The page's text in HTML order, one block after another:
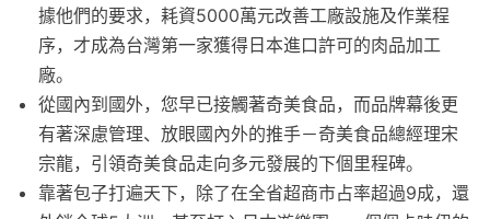
據他們的要求，耗資5000萬元改善工廠設施及作業程
序，才成為台灣第一家獲得日本進口許可的肉品加工
廠。
從國內到國外，您早已接觸著奇美食品，而品牌幕後更
有著深慮管理、放眼國內外的推手－奇美食品總經理宋
宗龍，引領奇美食品走向多元發展的下個里程碑。
靠著包子打遍天下，除了在全省超商市占率超過9成，還